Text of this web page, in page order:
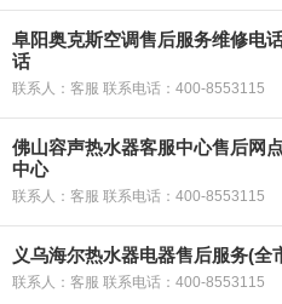
阜阳奥克斯空调售后服务维修电
话
联系人：客服 联系电话：400-8553115
佛山容声热水器客服中心售后网
中心
联系人：客服 联系电话：400-8553115
义乌海尔热水器电器售后服务(全
联系人：客服 联系电话：400-8553115